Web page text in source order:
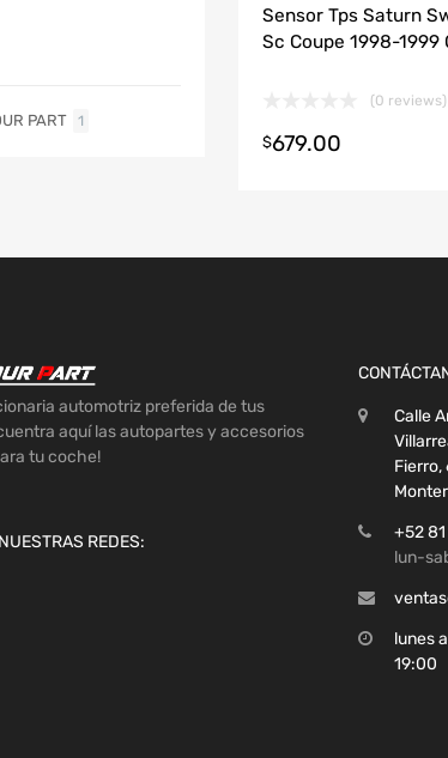
Sensor Tps Saturn
Sc Coupe 1998-1999
(0 reviews)
$679.00
PART 1
automotriz preferida de tus
aquí las autopartes y accesorios
tu coche!
REDES:
Calle
Fierro,
+52
lun-
lunes
19:00